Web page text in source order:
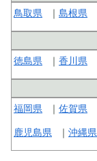
鳥取県
島根県
徳島県
香川県
福岡県
佐賀県
鹿児島県 沖縄県